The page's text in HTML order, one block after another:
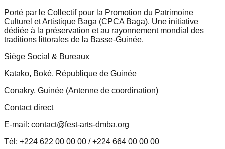
Porté par le Collectif pour la Promotion du Patrimoine
Culturel et Artistique Baga (CPCA Baga). Une initiative
dédiée à la préservation et au rayonnement mondial des
traditions littorales de la Basse-Guinée.
Siège Social & Bureaux
Katako, Boké, République de Guinée
Conakry, Guinée (Antenne de coordination)
Contact direct
E-mail: contact@fest-arts-dmba.org
Tél: +224 622 00 00 00 / +224 664 00 00 00